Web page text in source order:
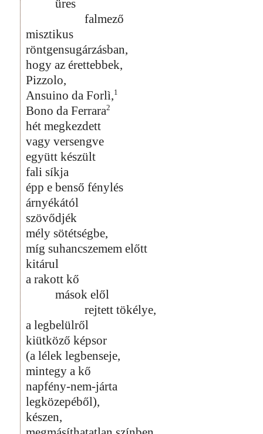
üres
falmező
misztikus
röntgensugárzásban,
hogy az érettebbek,
Pizzolo,
Ansuino da Forlì,1
Bono da Ferrara2
hét megkezdett
vagy versengve
együtt készült
fali síkja
épp e benső fénylés
árnyékától
szövődjék
mély sötétségbe,
míg suhancszemem előtt
kitárul
a rakott kő
mások elől
rejtett tökélye,
a legbelülről
kiütköző képsor
(a lélek legbenseje,
mintegy a kő
napfény-nem-járta
legközepéből),
készen,